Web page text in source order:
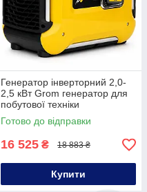
Генератор інверторний 2,0-
2,5 кВт Grom генератор для
побутової техніки
інверторного типу
Готово до відправки
16 525 ₴ 18 883 ₴
Купити